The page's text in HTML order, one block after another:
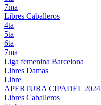
7ma
Libres Caballeros
4ta
5ta
6ta
7ma
Liga femenina Barcelona
Libres Damas
Libre
APERTURA CIPADEL
Libres Caballeros